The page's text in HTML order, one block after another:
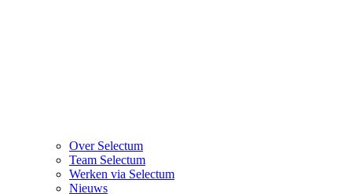
Over Selectum
Team Selectum
Werken via Selectum
Nieuws